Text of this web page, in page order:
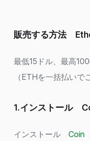
販売する方法
最低15ドル、最高
（ETHを一括払いで
1.インストール
インストール Coin